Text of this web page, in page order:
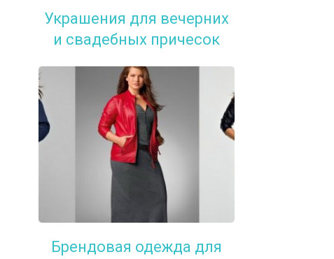
Украшения для вечерних
и свадебных причесок
Брендовая одежда для